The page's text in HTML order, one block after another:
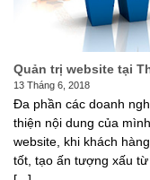
Quản trị website tại
13 Tháng 6, 2018
Đa phần các doanh
thiện nội dung của
website, khi khách
tốt, tạo ấn tượng xấu